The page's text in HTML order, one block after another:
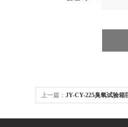
上一篇： JY-CY-225臭氧试验箱